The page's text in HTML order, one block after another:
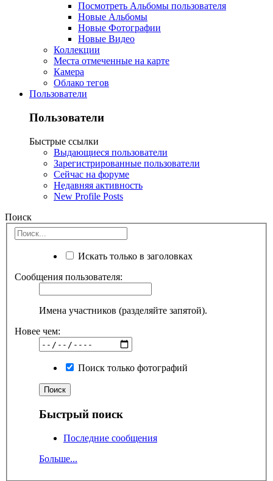
Посмотреть Альбомы пользователя
Новые Альбомы
Новые Фотографии
Новые Видео
Коллекции
Места отмеченные на карте
Камера
Облако тегов
Пользователи
Пользователи
Быстрые ссылки
Выдающиеся пользователи
Зарегистрированные пользователи
Сейчас на форуме
Недавняя активность
New Profile Posts
Поиск
Искать только в заголовках
Сообщения пользователя:
Имена участников (разделяйте запятой).
Новее чем:
Поиск только фотографий
Быстрый поиск
Последние сообщения
Больше...